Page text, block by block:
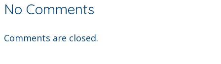
No Comments
Comments are closed.